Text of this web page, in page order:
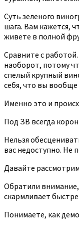
Суть зеленого
шага. Вам кажется,
живете в полной
Сравните с
наоборот, потому
спелый крупный
себя, что вы
Именно это и
Под ЗВ всегда
Нельзя
вас недоступно. Не
Давайте
Обратили
скармливает
Понимаете, как